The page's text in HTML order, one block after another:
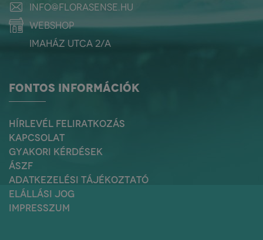
info@florasense.hu
webshop
Imaház utca 2/a
FONTOS INFORMÁCIÓK
HÍRLEVÉL FELIRATKOZÁS
KAPCSOLAT
GYAKORI KÉRDÉSEK
ÁSZF
ADATKEZELÉSI TÁJÉKOZTATÓ
ELÁLLÁSI JOG
IMPRESSZUM